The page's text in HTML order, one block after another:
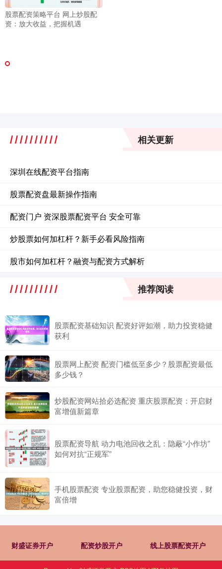
股票配资策略平台 网上炒股配
资：放大收益，把握机遇
相关更新
深圳在线配资平台指南
股票配资盘最新操作指南
配资门户 资深股票配资平台 安全可靠
炒股票如何加杠杆？新手必看风险指南
股市如何加杠杆？融资与配资方式解析
推荐阅读
股票配资基础知识 配资好评如潮，助力投资稳健
获利
股票网上配资 配资门槛低至多少？股票配资最低
多少钱？
炒股配资网站拾必选配资 重庆股票配资：开启财
富增值新篇章
股票配资导航 动力电池回收之乱：隐蔽“小作坊”
如何对抗“正规军”
手机股票配资 专业股票配资，助您稳健投资，财
富倍增
财盛证券开户 配资炒股开户 线上股票配资开户